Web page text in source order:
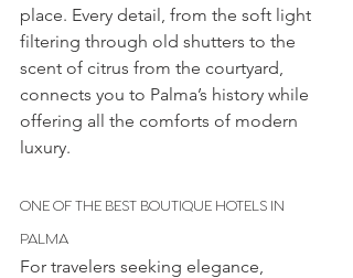
place. Every detail, from the soft light
filtering through old shutters to the
scent of citrus from the courtyard,
connects you to Palma’s history while
offering all the comforts of modern
luxury.
ONE OF THE BEST BOUTIQUE HOTELS IN
PALMA
For travelers seeking elegance,